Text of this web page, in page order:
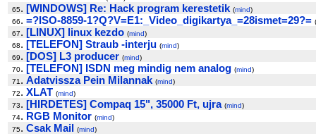
65. [WINDOWS] Re: Hack program kerestetik (mind)
66. =?ISO-8859-1?Q?V=E1:_Video_digikartya_=28ismet=29?= (
67. [LINUX] linux kezdo (mind)
68. [TELEFON] Straub -interju (mind)
69. [DOS] L3 producer (mind)
70. [TELEFON] ISDN meg mindig nem analog (mind)
71 . Adatvissza Pein Milannak (mind)
72. XLAT (mind)
73. [HIRDETES] Compaq 15", 35000 Ft, ujra (mind)
74. RGB Monitor (mind)
75. Csak Mail (mind)